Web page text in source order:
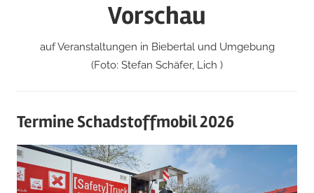
Vorschau
auf Veranstaltungen in Biebertal und Umgebung
(Foto: Stefan Schäfer, Lich )
Termine Schadstoffmobil 2026